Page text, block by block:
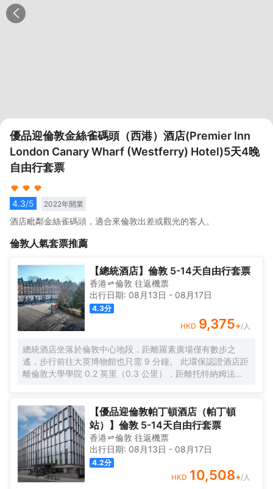
優品迎倫敦金絲雀碼頭（西港）酒店(Premier Inn
London Canary Wharf (Westferry) Hotel)5天4晚
自由行套票
4.3/5 2022年開業
酒店毗鄰金絲雀碼頭，適合來倫敦出差或觀光的客人。
倫敦人氣套票推薦
【總統酒店】倫敦 5-14天自由行套票
香港 倫敦 往返機票
出行日期: 08月13日 - 08月17日
4.3分
HKD 9,375+/人
總統酒店坐落於倫敦中心地段，距離羅素廣場僅有數步之
遙，步行前往大英博物館也只需 9 分鐘。 此環保認證酒店距
離倫敦大學學院 0.2 英里（0.3 公里），距離托特納姆法院
享用一頓美餐，或者去酒店的咖啡館吃些點心。您可以到酒
吧/酒廊，點一杯喜歡的飲品，暢飲一番。每天 7:00 至
10:30 提供收費的英式早餐。 特色服務/設施包括乾洗/洗衣
服務、24 小時前台服務和多語言服務。酒店提供收費自助停
車。 酒店有 523 間客房，提供智能電視。提供免費無線網
絡，方便您與朋友保持聯繫；數碼頻道可滿足您的娛樂需
求。浴室提供浴缸或淋浴和吹風機。便利設施包括電話，以
【優品迎倫敦帕丁頓酒店（帕丁頓
站）】倫敦 5-14天自由行套票
香港 倫敦 往返機票
出行日期: 08月13日 - 08月17日
4.2分
HKD 10,508+/人